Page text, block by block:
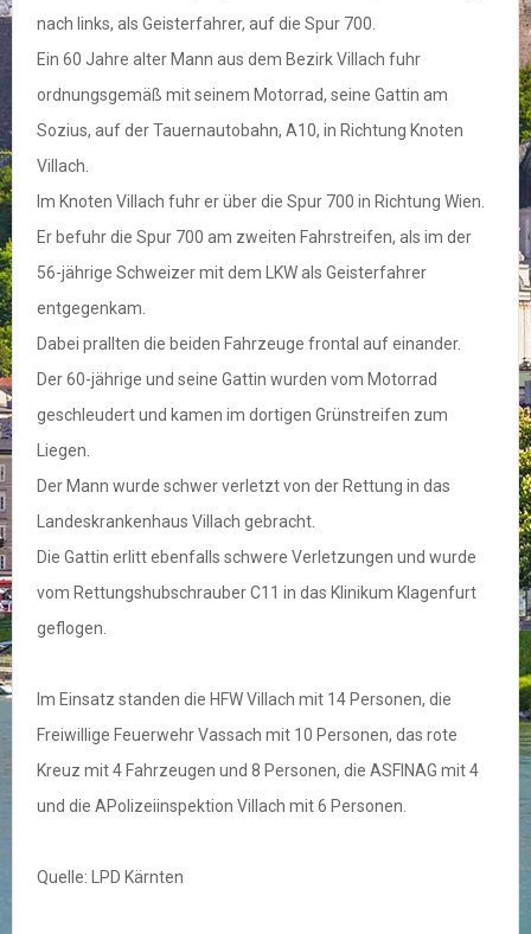
nach links, als Geisterfahrer, auf die Spur 700.
Ein 60 Jahre alter Mann aus dem Bezirk Villach fuhr
ordnungsgemäß mit seinem Motorrad, seine Gattin am
Sozius, auf der Tauernautobahn, A10, in Richtung Knoten
Villach.
Im Knoten Villach fuhr er über die Spur 700 in Richtung Wien.
Er befuhr die Spur 700 am zweiten Fahrstreifen, als im der
56-jährige Schweizer mit dem LKW als Geisterfahrer
entgegenkam.
Dabei prallten die beiden Fahrzeuge frontal auf einander.
Der 60-jährige und seine Gattin wurden vom Motorrad
geschleudert und kamen im dortigen Grünstreifen zum
Liegen.
Der Mann wurde schwer verletzt von der Rettung in das
Landeskrankenhaus Villach gebracht.
Die Gattin erlitt ebenfalls schwere Verletzungen und wurde
vom Rettungshubschrauber C11 in das Klinikum Klagenfurt
geflogen.
Im Einsatz standen die HFW Villach mit 14 Personen, die
Freiwillige Feuerwehr Vassach mit 10 Personen, das rote
Kreuz mit 4 Fahrzeugen und 8 Personen, die ASFINAG mit 4
und die APolizeiinspektion Villach mit 6 Personen.
Quelle: LPD Kärnten